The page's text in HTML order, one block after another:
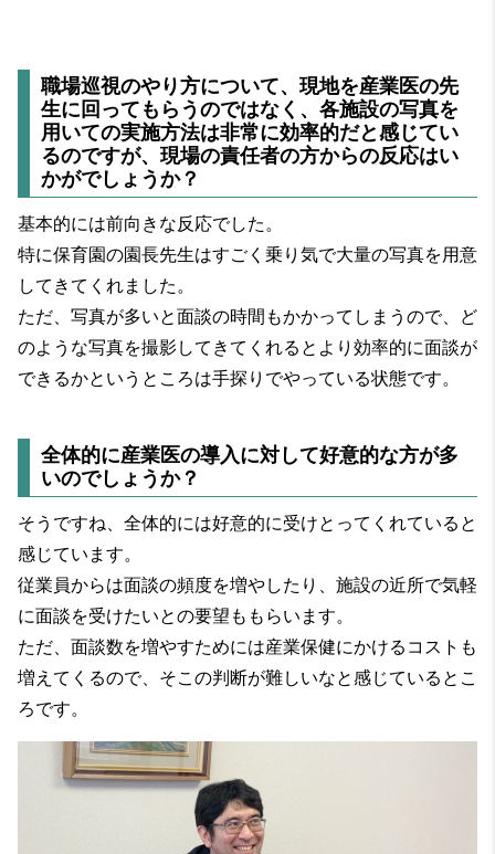
職場巡視のやり方について、現地を産業医の先
生に回ってもらうのではなく、各施設の写真を
用いての実施方法は非常に効率的だと感じてい
るのですが、現場の責任者の方からの反応はい
かがでしょうか？
基本的には前向きな反応でした。
特に保育園の園長先生はすごく乗り気で大量の写真を用意
してきてくれました。
ただ、写真が多いと面談の時間もかかってしまうので、ど
のような写真を撮影してきてくれるとより効率的に面談が
できるかというところは手探りでやっている状態です。
全体的に産業医の導入に対して好意的な方が多
いのでしょうか？
そうですね、全体的には好意的に受けとってくれていると
感じています。
従業員からは面談の頻度を増やしたり、施設の近所で気軽
に面談を受けたいとの要望ももらいます。
ただ、面談数を増やすためには産業保健にかけるコストも
増えてくるので、そこの判断が難しいなと感じているとこ
ろです。